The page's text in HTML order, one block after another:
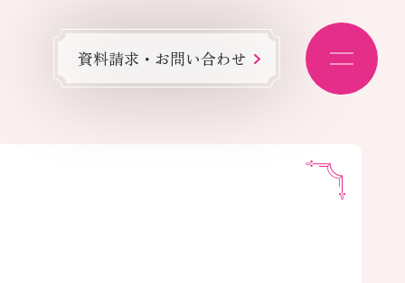
資料請求・お問い合わせ